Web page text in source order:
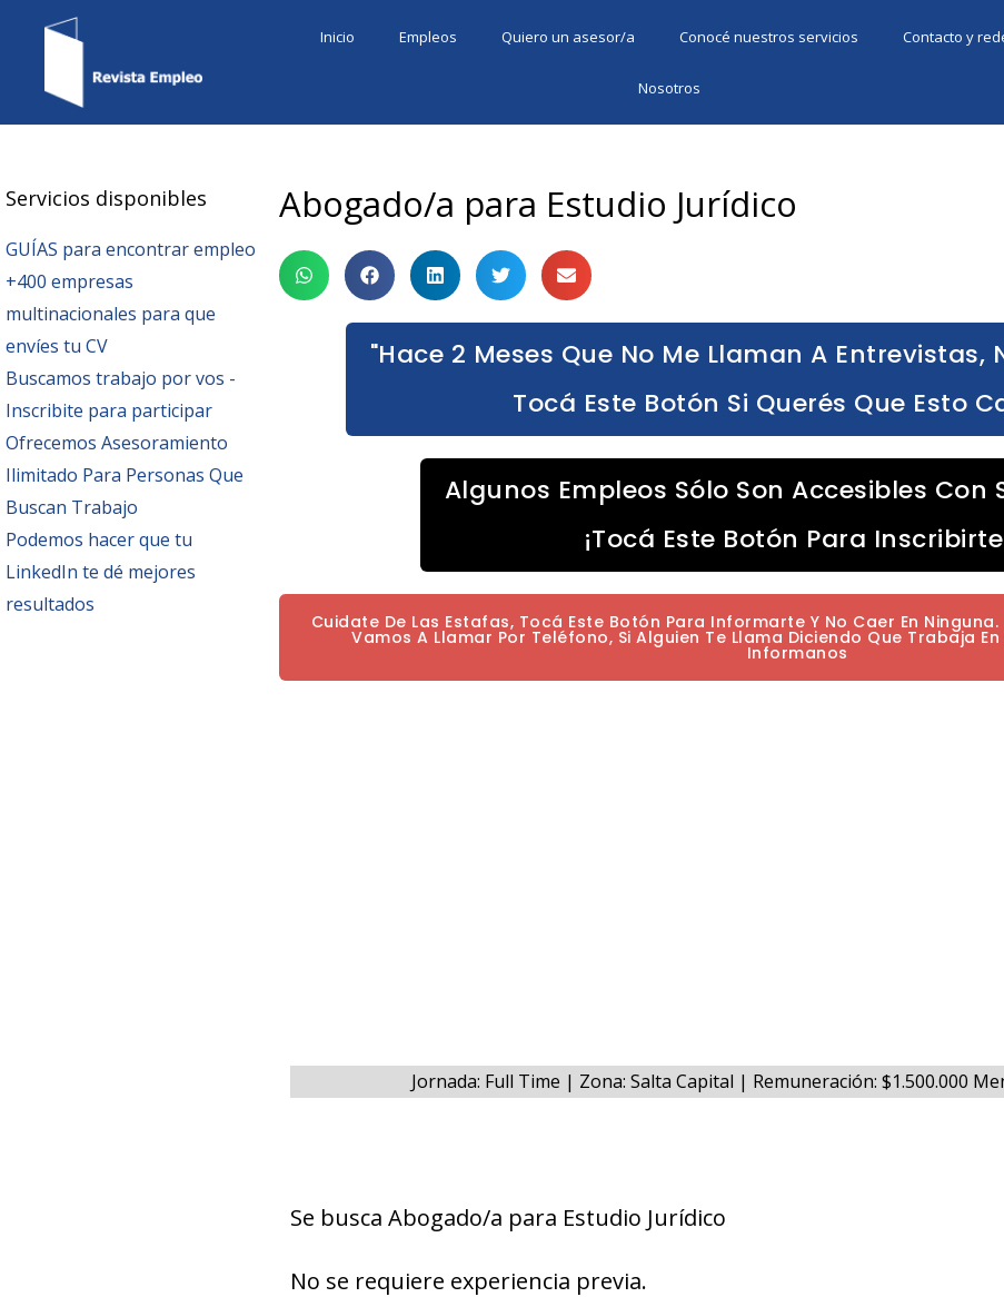
Inicio Empleos Quiero un asesor/a Conocé nuestros servicios Contacto y
Nosotros
Servicios disponibles
GUÍAS para encontrar empleo
+400 empresas
multinacionales para que
envíes tu CV
Buscamos trabajo por vos -
Inscribite para participar
Ofrecemos Asesoramiento
Ilimitado Para Personas Que
Buscan Trabajo
Podemos hacer que tu
LinkedIn te dé mejores
resultados
Abogado/a para Estudio Jurídico
"Hace 2 Meses Que No Me Llaman A Entrevistas,
Tocá Este Botón Si Querés Que Esto
Algunos Empleos Sólo Son Accesibles Con
¡Tocá Este Botón Para
Cuidate De Las Estafas, Tocá Este Botón Para Informarte Y No Caer En Ninguna.
Vamos A Llamar Por Teléfono, Si Alguien Te Llama Diciendo Que Trabaja
Informanos
Jornada: Full Time | Zona: Salta Capital | Remuneración: $1.500.000
Se busca Abogado/a para Estudio Jurídico
No se requiere experiencia previa.